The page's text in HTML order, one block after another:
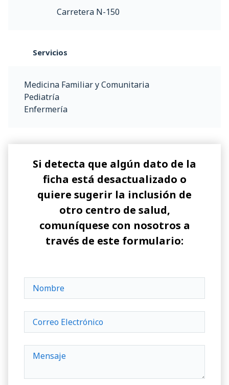
Carretera N-150
Servicios
Medicina Familiar y Comunitaria
Pediatría
Enfermería
Si detecta que algún dato de la
ficha está desactualizado o
quiere sugerir la inclusión de
otro centro de salud,
comuníquese con nosotros a
través de este formulario: